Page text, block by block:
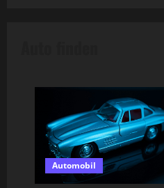
Automobil